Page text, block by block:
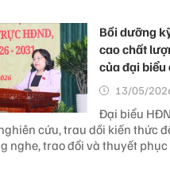
Bồi dưỡng
cao chất
của đại biểu
13/05/
Đại biểu
cứu, trau dồi kiến thức
nghe, trao đổi và thuyết